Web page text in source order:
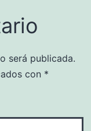
será publicada.
con *